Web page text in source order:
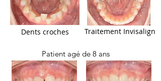
Dents croches Traitement Invisalign
Patient agé de 8 ans